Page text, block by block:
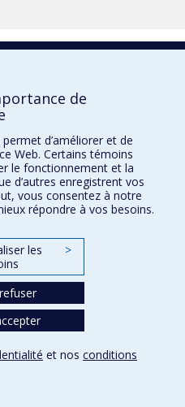
de
d’améliorer et de
Web. Certains témoins
le fonctionnement et la
d’autres enregistrent vos
vous consentez à notre
répondre à vos besoins.
les
>
et nos conditions